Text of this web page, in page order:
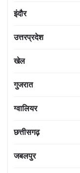
इंदौर
उत्तरप्रदेश
खेल
गुजरात
ग्वालियर
छत्तीसगढ़
जबलपुर